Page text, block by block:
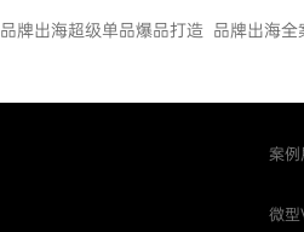
品牌出海超级单品爆品打造 品牌出海全
案
微型